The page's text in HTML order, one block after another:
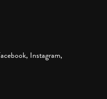
Instagram,